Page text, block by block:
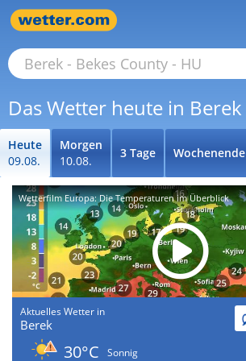
Das Wetter heute in Berek
Heute
09.08.
Morgen
10.08.
3 Tage Wochenende
Wetterfilm Europa: Die Temperaturen im Überblick
Aktuelles Wetter in
Berek
30°C
Sonnig